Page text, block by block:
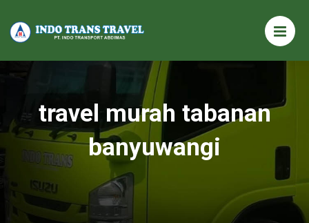
travel murah tabanan
banyuwangi